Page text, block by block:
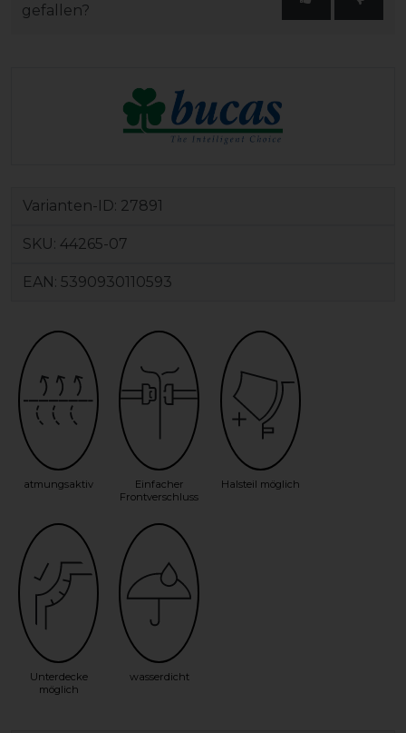
gefallen?
Varianten-ID: 27891
SKU: 44265-07
EAN: 5390930110593
atmungsaktiv
Einfacher
Frontverschluss
Halsteil möglich
Unterdecke
möglich
wasserdicht